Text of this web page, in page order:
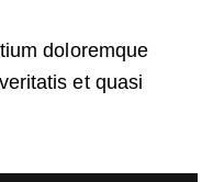
doloremque
et quasi